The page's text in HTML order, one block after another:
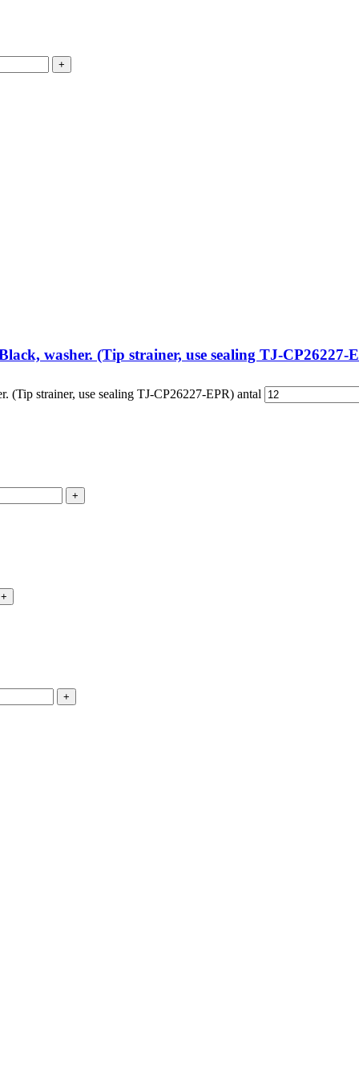
washer. (Tip strainer, use sealing TJ-CP26227-
strainer, use sealing TJ-CP26227-EPR) antal